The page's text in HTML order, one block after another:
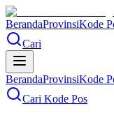
BerandaProvinsiKode
Cari
BerandaProvinsiKode
Cari Kode Pos